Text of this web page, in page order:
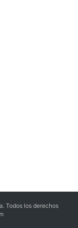
Todos los derechos